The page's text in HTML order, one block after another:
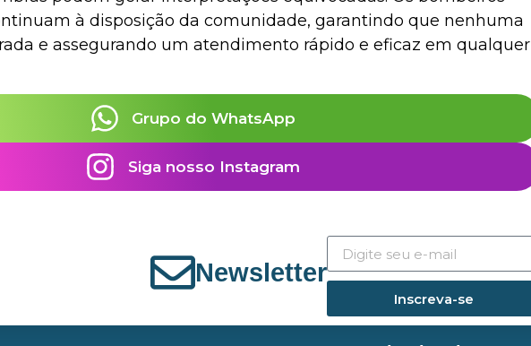
à disposição da comunidade, garantindo que nenhuma
e assegurando um atendimento rápido e eficaz em qualquer
Grupo do WhatsApp
Siga nosso Instagram
Newsletter
Inscreva-se